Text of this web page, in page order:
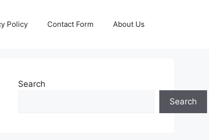
Policy Contact Form About Us
Search
Search